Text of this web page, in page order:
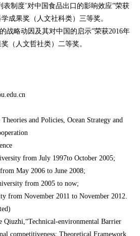
表制度’对中国食品出口的影响效应”荣获
成果奖（人文社科类）三等奖。
战略动因及其对中国的启示”荣获2016年
（人文哲社类）二等奖。
and Policies, Ocean Strategy and
from July 1997to October 2005;
May 2006 to June 2008;
from 2005 to now;
from November 2011 to November 2012.
Qiuzhi,“Technical-environmental Barrier
competitiveness: Theoretical Framework